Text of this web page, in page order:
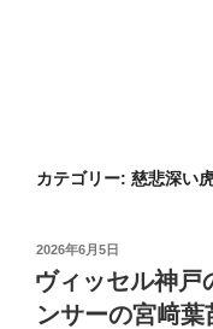
カテゴリー: 慈悲深い
投
稿
日:
2026年6月5日
ヴィッセル神戸
ンサーの宮﨑葉